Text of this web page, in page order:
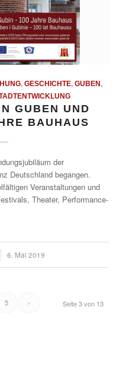
, GESCHICHTE, GUBEN,
GUBEN UND
BAUHAUS
der
Deutschland begangen.
Veranstaltungen und
Theater, Performance-
6. Mai 2019
Seite 3 von 13
5 ›